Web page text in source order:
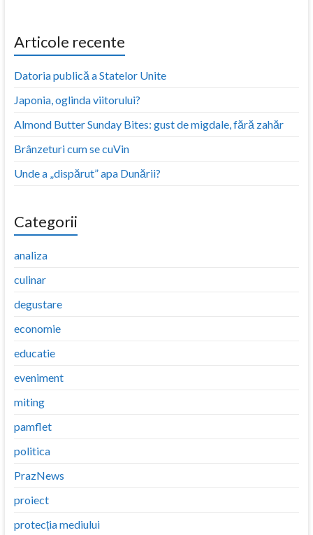
Articole recente
Datoria publică a Statelor Unite
Japonia, oglinda viitorului?
Almond Butter Sunday Bites: gust de migdale, fără zahăr
Brânzeturi cum se cuVin
Unde a „dispărut” apa Dunării?
Categorii
analiza
culinar
degustare
economie
educatie
eveniment
miting
pamflet
politica
PrazNews
proiect
protecția mediului